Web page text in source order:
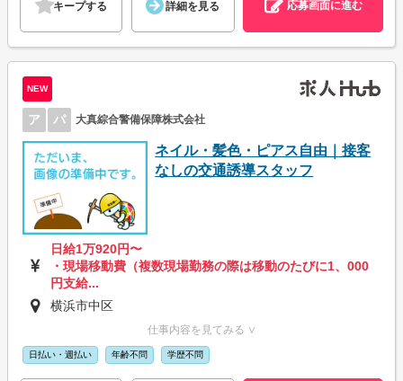
キープする 詳細を見る 応募画面に進む
NEW
ア パ 大真綜合警備保障株式会社
ネイル・髪色・ピアス自由｜接客
なしの交通誘導スタッフ
日給1万920円〜
・現場移動費（複数現場勤務の際は移動のたびに1、000
円支給...
横浜市中区
仕事内容を見てみる ∨
日払い・週払い 年齢不問 学歴不問